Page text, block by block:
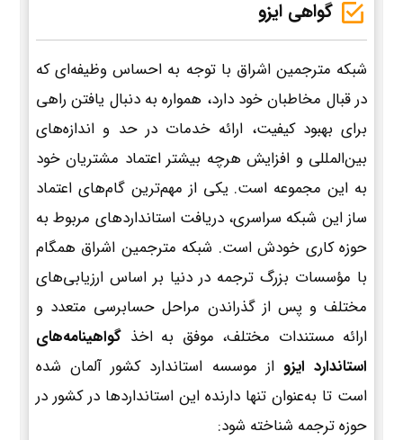
گواهی ایزو
شبکه مترجمین اشراق با توجه به احساس وظیفه‌ای که
در قبال مخاطبان خود دارد، همواره به دنبال یافتن راهی
برای بهبود کیفیت، ارائه خدمات در حد و اندازه‌های
بین‌المللی و افزایش هرچه بیشتر اعتماد مشتریان خود
به این مجموعه است. یکی از مهم‌ترین گام‌های اعتماد
ساز این شبکه سراسری، دریافت استانداردهای مربوط به
حوزه کاری خودش است. شبکه مترجمین اشراق همگام
با مؤسسات بزرگ ترجمه در دنیا بر اساس ارزیابی‌های
مختلف و پس از گذراندن مراحل حسابرسی متعدد و
ارائه مستندات مختلف، موفق به اخذ گواهینامه‌های
استاندارد ایزو از موسسه استاندارد کشور آلمان شده
است تا به‌عنوان تنها دارنده این استانداردها در کشور در
حوزه ترجمه شناخته شود: